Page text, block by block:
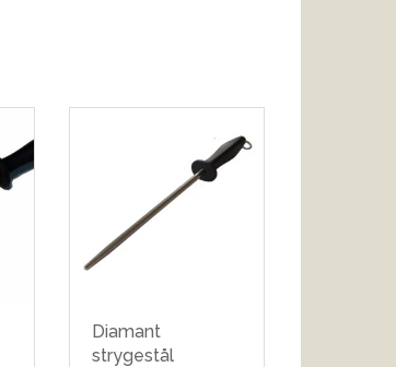
Diamant
strygestål